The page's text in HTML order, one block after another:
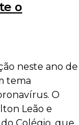
o
neste ano de
tema
O
Leão e
Colégio, que